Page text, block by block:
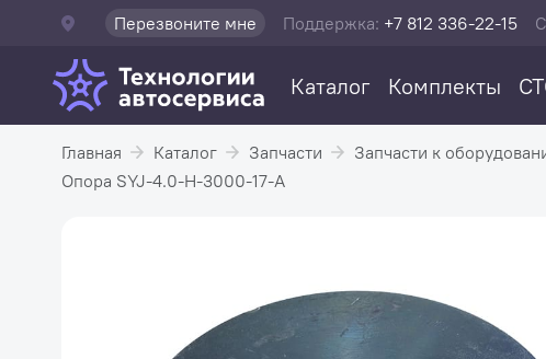
Перезвоните мне Поддержка: +7 812 336-22-15
Каталог Комплекты
Главная Каталог Запчасти Запчасти к
Опора SYJ-4.0-H-3000-17-A